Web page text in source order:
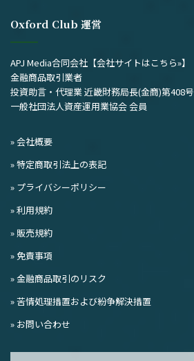
Oxford Club 運営
APJ Media合同会社 【会社サイトはこちら»】
金融商品取引業者
投資助言・代理業 近畿財務局長(金商)第408号
一般社団法人資産運用業協会 会員
» 会社概要
» 特定商取引法上の表記
» プライバシーポリシー
» 利用規約
» 販売規約
» 免責事項
» 金融商品取引のリスク
» 苦情処理措置および紛争解決措置
» お問い合わせ